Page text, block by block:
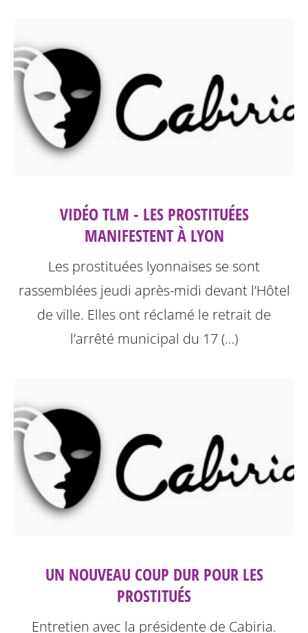
VIDÉO TLM - LES PROSTITUÉES
MANIFESTENT À LYON
Les prostituées lyonnaises se sont
rassemblées jeudi après-midi devant l’Hôtel
de ville. Elles ont réclamé le retrait de
l’arrêté municipal du 17 (…)
UN NOUVEAU COUP DUR POUR LES
PROSTITUÉS
Entretien avec la présidente de Cabiria.